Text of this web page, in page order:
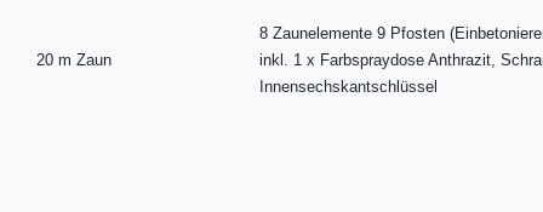
20 m Zaun
8 Zaunelemente 9 Pfosten
inkl. 1 x Farbspraydose Anthrazit,
Innensechskantschlüssel